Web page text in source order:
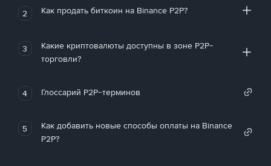
2 Как продать биткоин на Binance P2P?
3
Какие криптовалюты доступны в зоне P2P-
торговли?
4 Глоссарий P2P-терминов
5
Как добавить новые способы оплаты на Binance
P2P?